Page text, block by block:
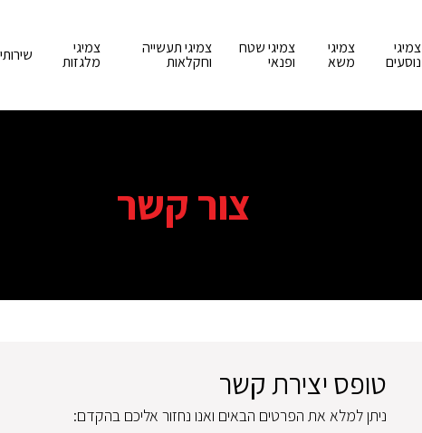
צמיגי
נוסעים
צמיגי
משא
צמיגי שטח
ופנאי
צמיגי תעשייה
וחקלאות
צמיגי
מלגזות
צור קשר
טופס יצירת קשר
ניתן למלא את הפרטים הבאים ואנו נחזור אליכם בהקדם: